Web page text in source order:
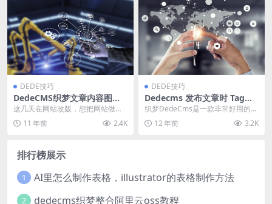
DEDE技巧
DedeCMS织梦文章内容图片
绝对路径修改方法
这几天在网站改版，想把网站做
大，想做频道页二级域名，于是在
做网站的过程中发现一个...
11 年前 2.4K
DEDE技巧
Dedecms 发布文章时 Tag标
签中文逗号自动变成英文逗号
的方法
织梦DedeCms是一款非常好用的建
站程序，从织梦DedeCms5.3版本
开始，...
12 年前 3.2K
排行榜展示
1 AI里怎么制作表格，illustrator的表格制作方法
2 dedecms织梦整合阿里云oss教程